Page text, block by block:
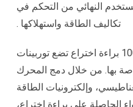
النهائي من التحكم في
تكاليف الطاقة واستهلاكها .
تملك الشركة أكثر من 100 براءة اختراع تضع توربينات
بها. من خلال دمج المحرك
وإلكترونيات الطاقة
الحاصلة على براءة اختراع،